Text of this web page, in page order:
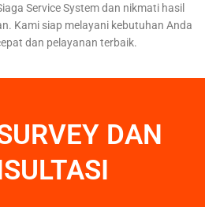
Service System dan nikmati hasil
Kami siap melayani kebutuhan Anda
dan pelayanan terbaik.
DAN